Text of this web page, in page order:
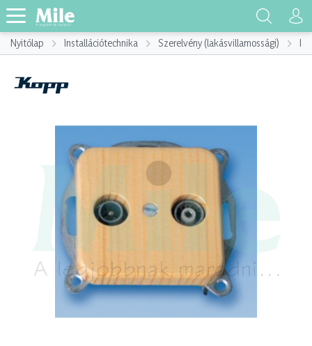
Nyitólap Installációtechnika Szerelvény (lakásvillamossági)